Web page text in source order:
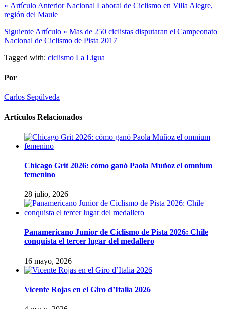
« Artículo Anterior Nacional Laboral de Ciclismo en Villa Alegre,
región del Maule
Siguiente Artículo » Mas de 250 ciclistas disputaran el Campeonato
Nacional de Ciclismo de Pista 2017
Tagged with: ciclismo La Ligua
Por
Carlos Sepúlveda
Artículos Relacionados
Chicago Grit 2026: cómo ganó Paola Muñoz el omnium
femenino
28 julio, 2026
Panamericano Junior de Ciclismo de Pista 2026: Chile
conquista el tercer lugar del medallero
16 mayo, 2026
Vicente Rojas en el Giro d’Italia 2026